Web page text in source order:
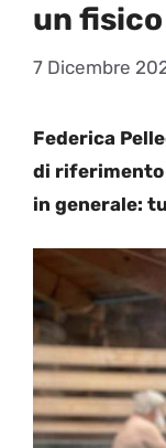
un
7 Dicembre
Federica
di riferimento
in generale: